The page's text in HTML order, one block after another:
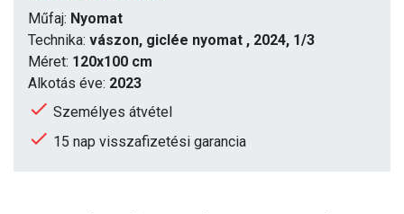
Műfaj: Nyomat
Technika: vászon, giclée nyomat , 2024, 1/3
Méret: 120x100 cm
Alkotás éve: 2023
Személyes átvétel
15 nap visszafizetési garancia